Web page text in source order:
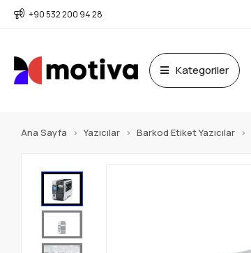
+90 532 200 94 28
Kategoriler
Ana Sayfa Yazıcılar Barkod Etiket Yazıcılar